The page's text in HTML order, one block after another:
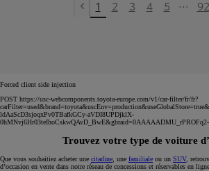
Previous page
1 2 3 4 5
Forced client side injection
POST https://usc-webcomponents.toyota-europe.com/v1/car-filter/fr/fr?
ldAaScD3sjoqxPv0TBafkGCy-aVDI8UPDjklX-
Trouvez votre type de voiture
Que vous souhaitiez acheter une citadine , une familiale ou un SUV,
d’occasion en vente dans notre réseau de concessions et réservables en ligne.